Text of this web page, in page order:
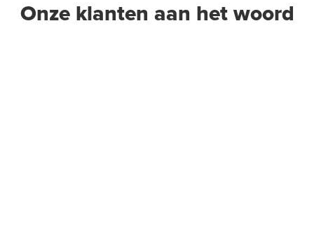
Onze klanten aan het woord